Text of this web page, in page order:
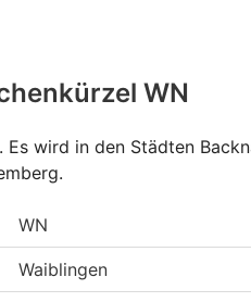
WN
. Es wird in den Städten
WN
Waiblingen